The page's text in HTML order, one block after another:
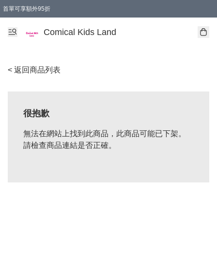
首單可享額外95折
Comical Kids Land
< 返回商品列表
很抱歉
無法在網站上找到此商品，此商品可能已下架。
請檢查商品連結是否正確。